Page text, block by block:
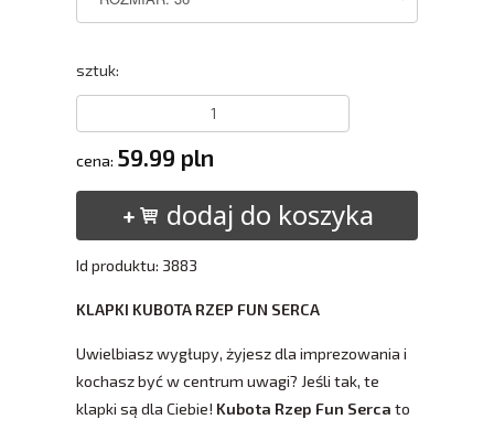
sztuk:
cena: 59.99 pln
dodaj do koszyka
Id produktu: 3883
KLAPKI KUBOTA RZEP FUN SERCA
Uwielbiasz wygłupy, żyjesz dla imprezowania i
kochasz być w centrum uwagi? Jeśli tak, te
klapki są dla Ciebie! Kubota Rzep Fun Serca to